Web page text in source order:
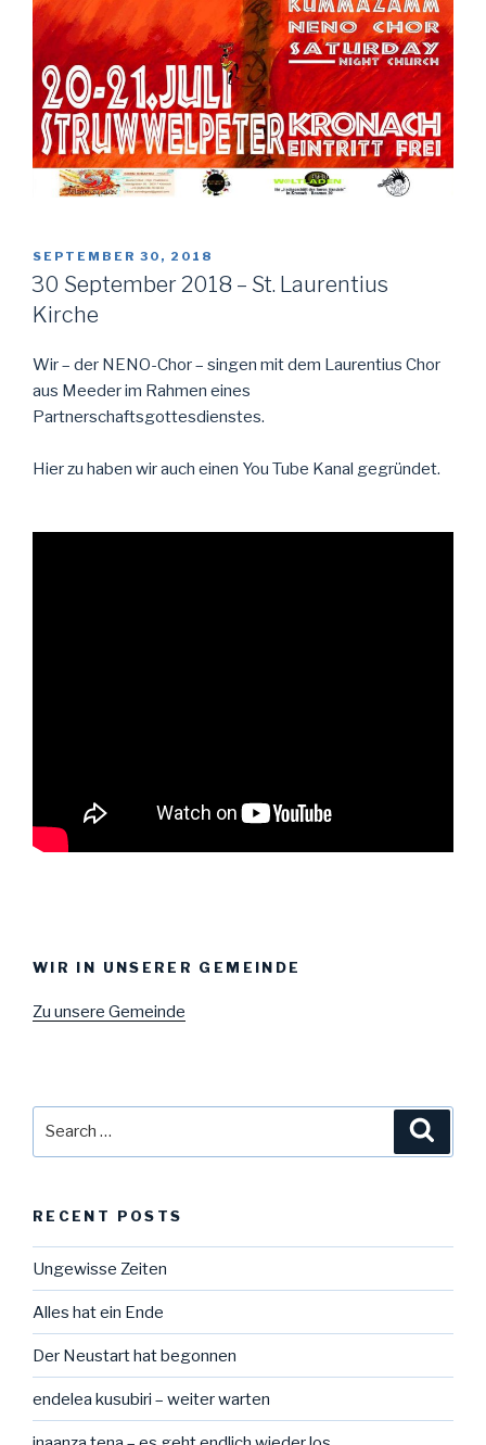
POSTED
ON
SEPTEMBER 30, 2018
30 September 2018 – St. Laurentius
Kirche
Wir – der NENO-Chor – singen mit dem Laurentius Chor
aus Meeder im Rahmen eines
Partnerschaftsgottesdienstes.
Hier zu haben wir auch einen You Tube Kanal gegründet.
WIR IN UNSERER GEMEINDE
Zu unsere Gemeinde
RECENT POSTS
Ungewisse Zeiten
Alles hat ein Ende
Der Neustart hat begonnen
endelea kusubiri – weiter warten